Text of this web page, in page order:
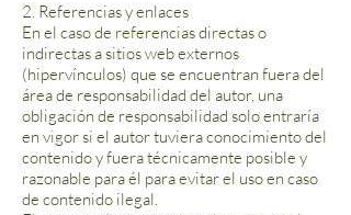
2. Referencias y enlaces
En el caso de referencias directas o
indirectas a sitios web externos
(hipervínculos) que se encuentran fuera del
área de responsabilidad del autor, una
obligación de responsabilidad solo entraría
en vigor si el autor tuviera conocimiento del
contenido y fuera técnicamente posible y
razonable para él para evitar el uso en caso
de contenido ilegal.